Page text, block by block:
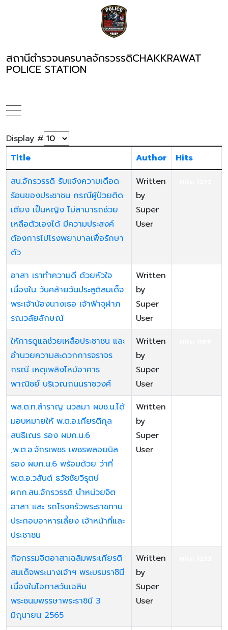
สถานีตำรวจนครบาลจักรวรรดิCHAKKRAWAT
POLICE STATION
Display #
Title
Author
Hits
สน.จักรวรรดิ รับแจ้งความเดือด
ร้อนของประชาชน กรณีผู้ป่วยติด
เตียง เป็นหญิง ไม่สามารถช่วย
เหลือตัวเองได้ มีความประสงค์
ต้องการไปโรงพยาบาลเพื่อรักษา
ตัว
Written
by
Super
User
อาสา เราทำความดี ด้วยหัวใจ
เนื่องใน วันคล้ายวันประสูติสมเด็จ
พระเจ้าน้องนางเธอ เจ้าฟ้าจุฬาภ
รณวลัยลักษณ์
Written
by
Super
User
ให้การดูแลช่วยเหลือประชาชน และ
อำนวยความสะดวกการจราจร
กรณี เหตุเพลิงไหม้อาคาร
พาณิชย์ บริเวณถนนราชวงศ์
Written
by
Super
User
พล.ต.ท.สำราญ นวลมา ผบช.น.ได้
มอบหมายให้ พ.ต.อ.เกียรติกุล
สนธิเณร รอง ผบก.น.6
,พ.ต.อ.จักรเพชร เพชรพลอยนิล
รอง ผบก.น.6 พร้อมด้วย ว่าที่
พ.ต.อ.วสันต์ ธวัชชัยวิรุตษ์
ผกก.สน.จักรวรรดิ นำหน่วยจิต
อาสา และ รถโรงครัวพระราชทาน
ประกอบอาหารเลี้ยง เจ้าหน้าที่และ
ประชาชน
Written
by
Super
User
กิจกรรมจิตอาสาเฉลิมพระเกียรติ
สมเด็จพระนางเจ้าฯ พระบรมราชินี
เนื่องในโอกาสวันเฉลิม
พระชนมพรรษาพระราชินี 3
มิถุนายน 2565
Written
by
Super
User